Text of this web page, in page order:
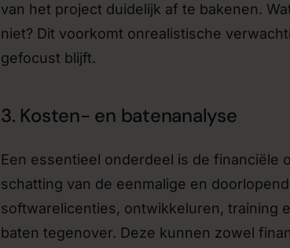
van het project duidelijk af te bakenen.
niet? Dit voorkomt onrealistische
gefocust blijft.
3. Kosten- en batenanalyse
Een essentieel onderdeel is de financiële
schatting van de eenmalige en
softwarelicenties, ontwikkeluren, training
baten tegenover. Deze kunnen zowel